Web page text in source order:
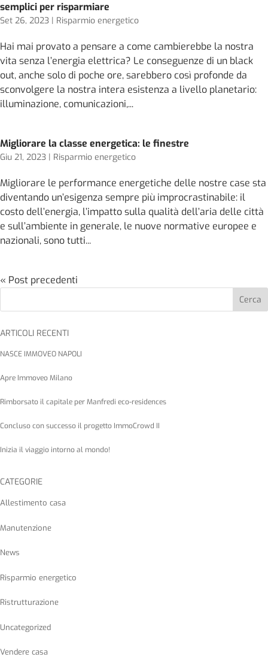
semplici per risparmiare
Set 26, 2023 | Risparmio energetico
Hai mai provato a pensare a come cambierebbe la nostra
vita senza l’energia elettrica? Le conseguenze di un black
out, anche solo di poche ore, sarebbero così profonde da
sconvolgere la nostra intera esistenza a livello planetario:
illuminazione, comunicazioni,...
Migliorare la classe energetica: le finestre
Giu 21, 2023 | Risparmio energetico
Migliorare le performance energetiche delle nostre case sta
diventando un’esigenza sempre più improcrastinabile: il
costo dell’energia, l’impatto sulla qualità dell’aria delle città
e sull’ambiente in generale, le nuove normative europee e
nazionali, sono tutti...
« Post precedenti
Cerca
ARTICOLI RECENTI
NASCE IMMOVEO NAPOLI
Apre Immoveo Milano
Rimborsato il capitale per Manfredi eco-residences
Concluso con successo il progetto ImmoCrowd II
Inizia il viaggio intorno al mondo!
CATEGORIE
Allestimento casa
Manutenzione
News
Risparmio energetico
Ristrutturazione
Uncategorized
Vendere casa